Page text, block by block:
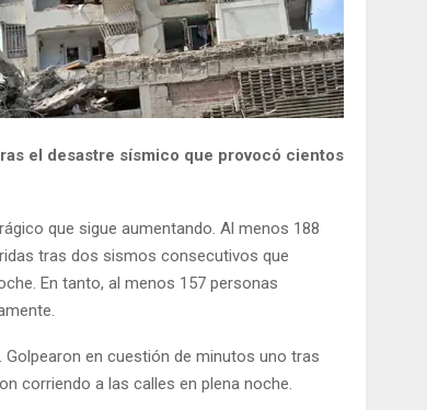
el desastre sísmico que provocó cientos
que sigue aumentando. Al menos 188
tras dos sismos consecutivos que
En tanto, al menos 157 personas
. Golpearon en cuestión de minutos uno tras
corriendo a las calles en plena noche.